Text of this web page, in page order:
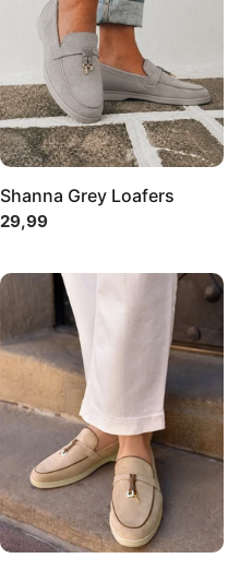
Shanna Grey Loafers
29,99